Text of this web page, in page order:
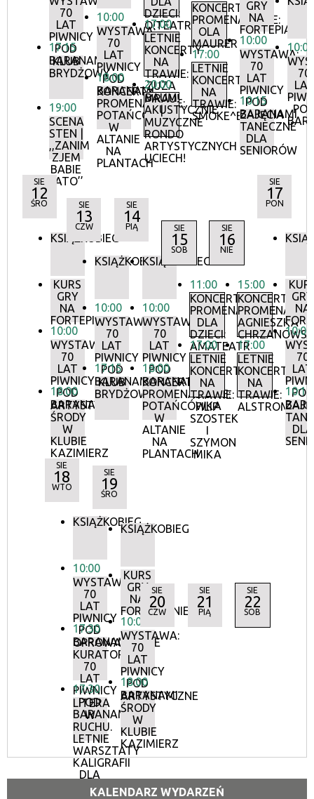
70
LAT
PIWNICY
POD
BARANAMI
17:15
KLUB
BRYDŻOWY
19:00
SCENA
STEN |
,,ZANIM
ZJEM
BABIE
LATO’’
10:00
WYSTAWA:
70
LAT
PIWNICY
POD
BARANAMI
18:00
KONCERTY
PROMENADOWE:
POTAŃCÓWKA
W
ALTANIE
NA
PLANTACH
DZIECI:
O!TEATR
17:00
LETNIE
KONCERTY
NA
TRAWIE:
ZUZA
BAUM
AKUSTYCZNIE
20:00
MRAU!
|
MUZYCZNE
RONDO
ARTYSTYCZNYCH
UCIECH!
KONCERTY
PROMENADOWE:
OLA
MAURER
17:00
LETNIE
KONCERTY
NA
TRAWIE:
SMOKE^BLUES
GRY
NA
FORTEPIANIE
10:00
WYSTAWA:
70
LAT
PIWNICY
POD
BARANAMI
10:15
ZAJĘCIA
TANECZNE
DLA
SENIORÓW
10:00
70
LAT
SIE
12
ŚRO
KSIĄŻKOBIEG
KURS
GRY
NA
FORTEPIANIE
10:00
WYSTAWA:
70
LAT
PIWNICY
POD
BARANAMI
18:00
ARTYSTYCZNE
ŚRODY
W
KLUBIE
KAZIMIERZ
SIE
13
CZW
KSIĄŻKOBIEG
10:00
WYSTAWA:
70
LAT
PIWNICY
POD
BARANAMI
17:15
KLUB
BRYDŻOWY
SIE
14
PIĄ
KSIĄŻKOBIEG
10:00
WYSTAWA:
70
LAT
PIWNICY
POD
BARANAMI
18:00
KONCERTY
PROMENADOWE:
POTAŃCÓWKA
W
ALTANIE
NA
PLANTACH
SIE
15
SOB
11:00
KONCERTY
PROMENADOWE
DLA
DZIECI:
AMATEATR
17:00
LETNIE
KONCERTY
NA
TRAWIE:
FILIP
SZOSTEK
I
SZYMON
MIKA
SIE
16
NIE
15:00
KONCERTY
AGNIESZKA
17:00
LETNIE
KONCERTY
NA
TRAWIE:
ALSTROMERIE
SIE
17
PON
GRY
NA
10:00
70
LAT
POD
10:15
DLA
SIE
18
WTO
KSIĄŻKOBIEG
10:00
WYSTAWA:
70
LAT
PIWNICY
POD
BARANAMI
17:30
OPROWADZANIE
KURATORSKIE:
70
LAT
PIWNICY
POD
BARANAMI
17:30
LITERA
W
RUCHU.
LETNIE
WARSZTATY
KALIGRAFII
DLA
DOROSŁYCH
SIE
19
ŚRO
KSIĄŻKOBIEG
KURS
GRY
NA
FORTEPIANIE
10:00
WYSTAWA:
70
LAT
PIWNICY
POD
BARANAMI
18:00
ARTYSTYCZNE
ŚRODY
W
KLUBIE
KAZIMIERZ
SIE
20
CZW
SIE
21
PIĄ
SIE
22
SOB
KALENDARZ WYDARZEŃ